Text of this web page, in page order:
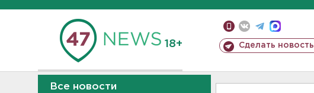
18+ Сделать новость
Все новости